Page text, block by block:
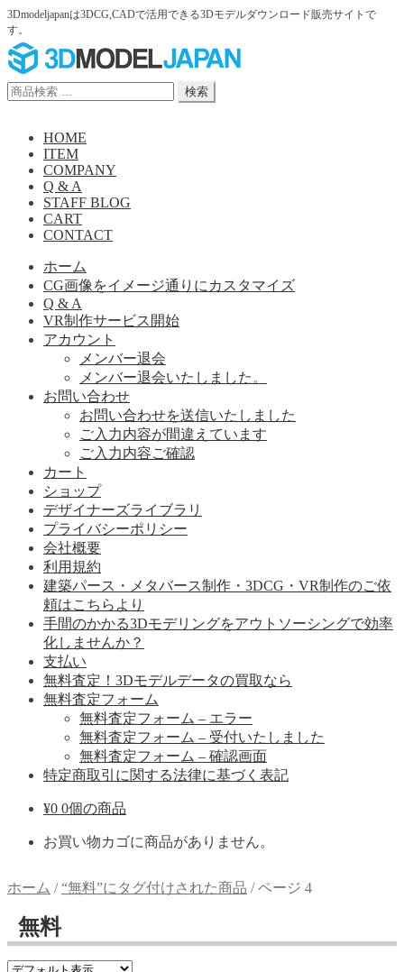
3Dmodeljapanは3DCG,CADで活用できる3Dモデルダウンロード販売サイトで
す。
ナ
ビ
ゲ
ー
コ
ン
テ
ン
検
検索
HOME
ITEM
COMPANY
Q & A
STAFF BLOG
CART
CONTACT
ホーム
CG画像をイメージ通りにカスタマイズ
Q & A
VR制作サービス開始
アカウント
メンバー退会
メンバー退会いたしました。
お問い合わせ
お問い合わせを送信いたしました
ご入力内容が間違えています
ご入力内容ご確認
カート
ショップ
デザイナーズライブラリ
プライバシーポリシー
会社概要
利用規約
建築パース・メタバース制作・3DCG・VR制作のご依
頼はこちらより
手間のかかる3Dモデリングをアウトソーシングで効率
化しませんか？
支払い
無料査定！3Dモデルデータの買取なら
無料査定フォーム
無料査定フォーム – エラー
無料査定フォーム – 受付いたしました
無料査定フォーム – 確認画面
特定商取引に関する法律に基づく表記
¥0 0個の商品
お買い物カゴに商品がありません。
ホーム /“無料”にタグ付けされた商品 /ページ 4
無料